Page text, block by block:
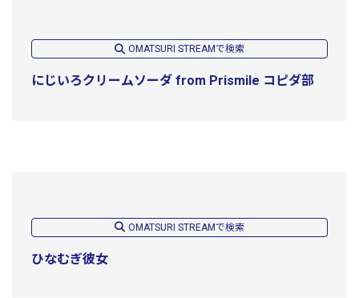
OMATSURI STREAMで検索
にじいろクリームソーダ from Prismile コピダ部
OMATSURI STREAMで検索
ひなむぎ彼女